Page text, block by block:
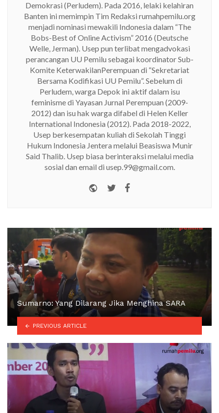
Demokrasi (Perludem). Pada 2016, lelaki kelahiran
Banten ini memimpin Tim Redaksi rumahpemilu.org
menjadi nominasi mewakili Indonesia dalam “The
Bobs-Best of Online Activism” 2016 (Deutsche
Welle, Jerman). Usep pun terlibat mengadvokasi
perancangan UU Pemilu sebagai koordinator Sub-
Komite KeterwakilanPerempuan di “Sekretariat
Bersama Kodifikasi UU Pemilu”. Sebelum di
Perludem, warga Depok ini aktif dalam isu
feminisme di Yayasan Jurnal Perempuan (2009-
2012) dan isu hak warga difabel di Helen Keller
International Indonesia (2012). Pada 2018-2022,
Usep berkesempatan kuliah di Sekolah Tinggi
Hukum Indonesia Jentera melalui Beasiswa Munir
Said Thalib. Usep biasa berinteraksi melalui media
sosial dan email di usep.99@gmail.com.
Website
Twitter
Sumarno: Yang Dilarang Jika Menghina SARA
PREVIOUS ARTICLE